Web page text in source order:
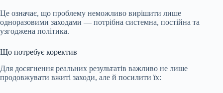
Це означає, що проблему неможливо вирішити лише
одноразовими заходами — потрібна системна, постійна та
узгоджена політика.
Що потребує коректив
Для досягнення реальних результатів важливо не лише
продовжувати вжиті заходи, але й посилити їх: